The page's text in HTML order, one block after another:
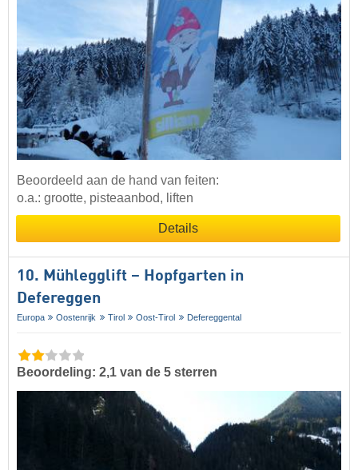
Beoordeeld aan de hand van feiten:
o.a.: grootte, pisteaanbod, liften
Details
10. Mühlegglift – Hopfgarten in
Defereggen
Europa Oostenrijk Tirol Oost-Tirol Defereggental
Beoordeling: 2,1 van de 5 sterren